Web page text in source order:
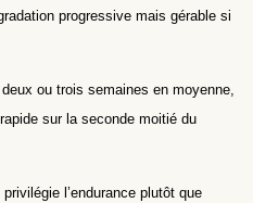
progressive mais gérable si
ou trois semaines en moyenne,
sur la seconde moitié du
l’endurance plutôt que